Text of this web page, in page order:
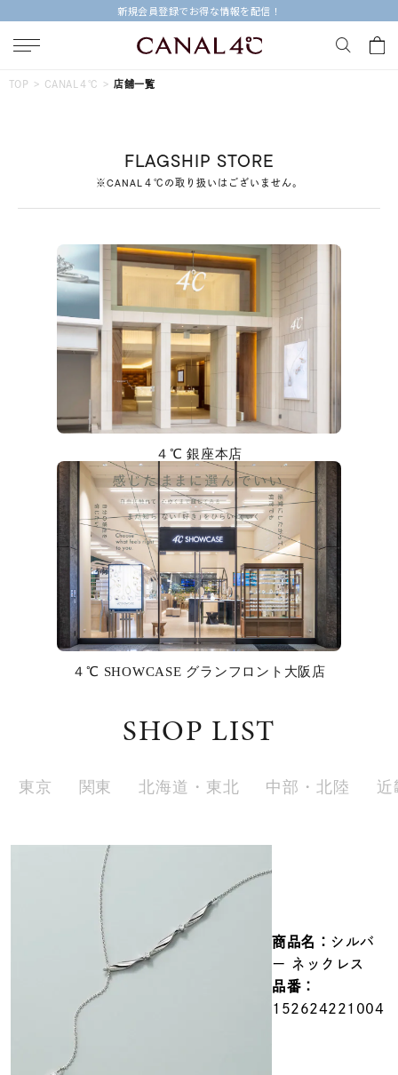
新規会員登録でお得な情報を配信！
#ハーフエタニティリング #エタニティ
#ダイヤモンド ネックレス #eギフト
すべてのジュエリー
ファッションテイスト
着用シーン
リングサイズ
在庫ありのみ すべて表示
TOP CANAL４℃ 店舗一覧
FLAGSHIP STORE
※CANAL４℃の取り扱いはございません。
４℃ 銀座本店
４℃ SHOWCASE グランフロント大阪店
SHOP LIST
東京 関東 北海道・東北 中部・北陸 近
商品名： シルバ
ー ネックレス
品番：
152624221004